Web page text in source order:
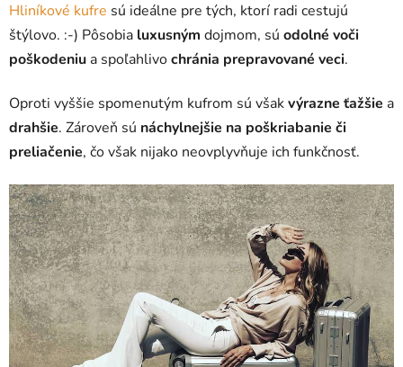
Hliníkové kufre sú ideálne pre tých, ktorí radi cestujú
štýlovo. :-) Pôsobia luxusným dojmom, sú odolné voči
poškodeniu a spoľahlivochránia prepravované veci.
Oproti vyššie spomenutým kufrom sú všakvýrazne ťažšie a
drahšie. Zároveň sú náchylnejšie na poškriabanie či
preliačenie, čo však nijako neovplyvňuje ich funkčnosť.